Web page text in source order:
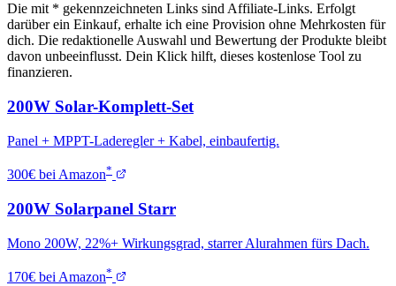
Die mit * gekennzeichneten Links sind Affiliate-Links. Erfolgt
darüber ein Einkauf, erhalte ich eine Provision ohne Mehrkosten für
dich. Die redaktionelle Auswahl und Bewertung der Produkte bleibt
davon unbeeinflusst. Dein Klick hilft, dieses kostenlose Tool zu
finanzieren.
200W Solar-Komplett-Set
Panel + MPPT-Laderegler + Kabel, einbaufertig.
300€ bei Amazon*
200W Solarpanel Starr
Mono 200W, 22%+ Wirkungsgrad, starrer Alurahmen fürs Dach.
170€ bei Amazon*